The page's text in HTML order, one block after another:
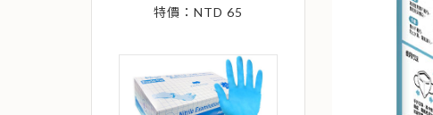
特價：NTD 65